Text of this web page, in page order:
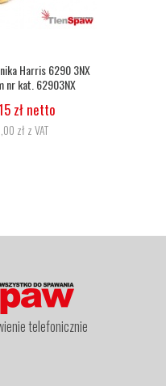
Wąż tlenowy fi 6,3
5,07 zł netto
6,24 zł z VAT
telefonicznie